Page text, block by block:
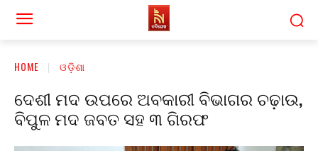
HOME ଓଡ଼ିଶା
ଦେଶୀ ମଦ ଉପରେ ଅବକାରୀ ବିଭାଗର ଚଢ଼ାଉ,
ବିପୁଳ ମଦ ଜବତ ସହ ୩ ଗିରଫ